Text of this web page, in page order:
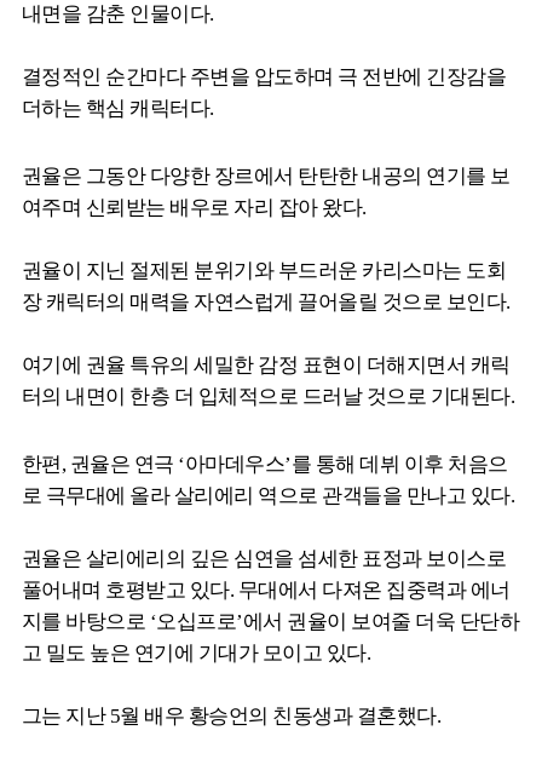
내면을 감춘 인물이다.
결정적인 순간마다 주변을 압도하며 극 전반에 긴장감을
더하는 핵심 캐릭터다.
권율은 그동안 다양한 장르에서 탄탄한 내공의 연기를 보
여주며 신뢰받는 배우로 자리 잡아 왔다.
권율이 지닌 절제된 분위기와 부드러운 카리스마는 도회
장 캐릭터의 매력을 자연스럽게 끌어올릴 것으로 보인다.
여기에 권율 특유의 세밀한 감정 표현이 더해지면서 캐릭
터의 내면이 한층 더 입체적으로 드러날 것으로 기대된다.
한편, 권율은 연극 ‘아마데우스’를 통해 데뷔 이후 처음으
로 극무대에 올라 살리에리 역으로 관객들을 만나고 있다.
권율은 살리에리의 깊은 심연을 섬세한 표정과 보이스로
풀어내며 호평받고 있다. 무대에서 다져온 집중력과 에너
지를 바탕으로 ‘오십프로’에서 권율이 보여줄 더욱 단단하
고 밀도 높은 연기에 기대가 모이고 있다.
그는 지난 5월 배우 황승언의 친동생과 결혼했다.